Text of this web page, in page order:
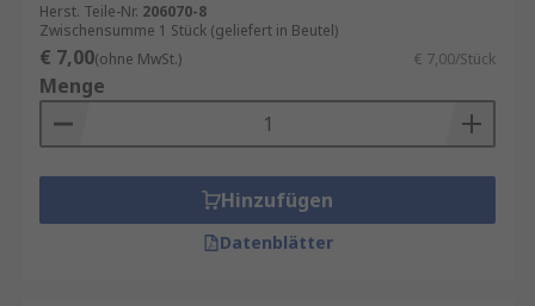
Herst. Teile-Nr. 206070-8
Zwischensumme 1 Stück (geliefert in Beutel)
€ 7,00(ohne MwSt.) € 7,00/Stück
Menge
Hinzufügen
Datenblätter